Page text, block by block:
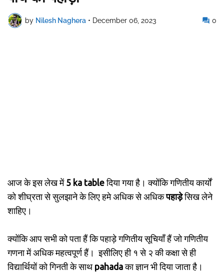
by Nilesh Naghera • December 06, 2023 0
आज के इस लेख में 5 ka tableदिया गया है। क्योंकि गणितीय कार्यों
को शीघ्रता से सुलझाने के लिए हमे अधिक से अधिकपहाड़ेसिख लेने
शाहिए।
क्योंकि आप सभी को पता हैं कि पहाड़े गणितीय सूचियाँ हैं जो गणितीय
गणना में अधिक महत्वपूर्ण हैं। इसीलिए ही १ से २ की कक्षा से ही
विद्यार्थियों को गिनती के साथ pahadaका ज्ञान भी दिया जाता है।